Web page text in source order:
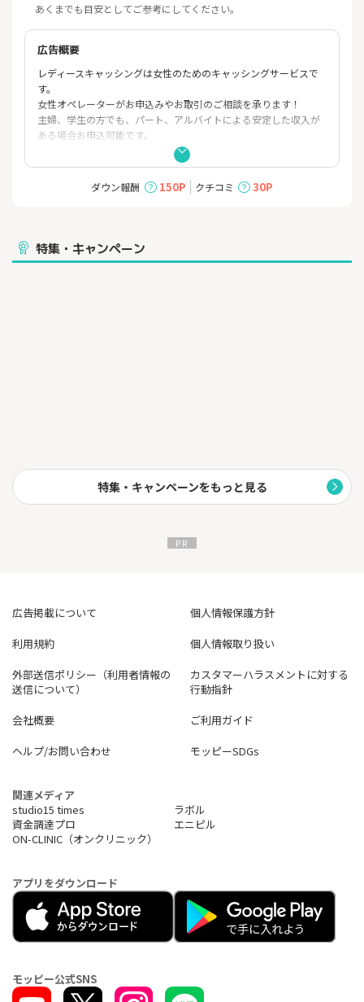
あくまでも目安としてご参考にしてください。
広告概要
レディースキャッシングは女性のためのキャッシングサービスで
す。
女性オペレーターがお申込みやお取引のご相談を承ります！
主婦、学生の方でも、パート、アルバイトによる安定した収入が
ある場合お申込可能です。
SMBCコンシューマーファイナンス
時間のないあなたにおすすめ！
スマホで簡単！最短即日融資可能！！
能
24時間振込可能な金融機関をプロミスにご登録頂ければ、
■３０日間無利息サービス実施中
初回に出金した翌日から３０日間無利息になるので安心です。
ダウン報酬 150P クチコミ 30P
特集・キャンペーン
特集・キャンペーンをもっと見る
広告掲載について
個人情報保護方針
利用規約
個人情報取り扱い
外部送信ポリシー（利用者情報の
送信について）
カスタマーハラスメントに対する
行動指針
会社概要
ご利用ガイド
ヘルプ/お問い合わせ
モッピーSDGs
関連メディア
studio15 times
ラボル
資金調達プロ
エニピル
ON-CLINIC（オンクリニック）
アプリをダウンロード
モッピー公式SNS